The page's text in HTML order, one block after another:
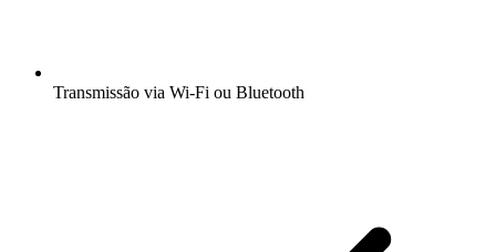
Transmissão via Wi-Fi ou Bluetooth